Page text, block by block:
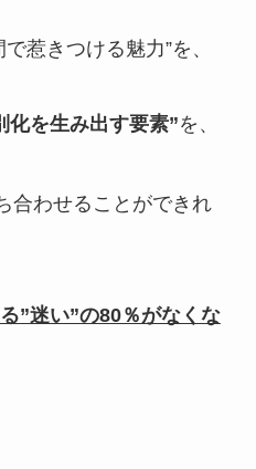
で惹きつける魅力”を、
化を生み出す要素”を、
合わせることができれ
”迷い”の80％がなくな